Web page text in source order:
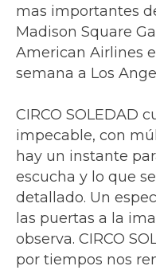
mas importantes
Madison Square
American Airlines
semana a Los
CIRCO SOLEDAD
impecable, con
hay un instante
escucha y lo que
detallado. Un
las puertas a la
observa. CIRCO
por tiempos nos